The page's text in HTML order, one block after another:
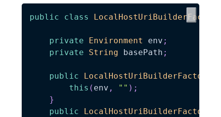
public class
private Environment env ;
private
String basePath ;
public LocalHostUriBuilderFactory
this ( env , "" ) ;
}
public
LocalHostUriBuilderFactory